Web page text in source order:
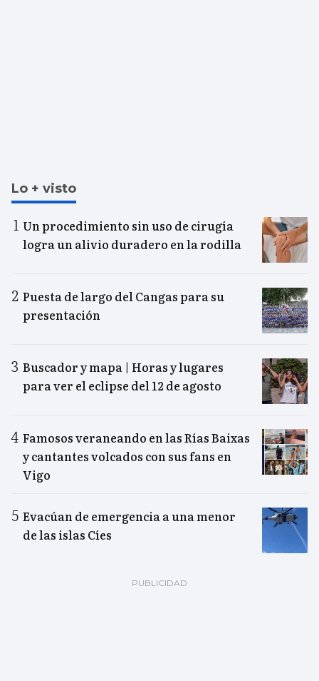
Lo + visto
Un procedimiento sin uso de cirugía
logra un alivio duradero en la rodilla
Puesta de largo del Cangas para su
presentación
Buscador y mapa | Horas y lugares
para ver el eclipse del 12 de agosto
Famosos veraneando en las Rías Baixas
y cantantes volcados con sus fans en
Vigo
Evacúan de emergencia a una menor
de las islas Cíes